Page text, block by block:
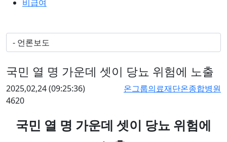
비급여
국민 열 명 가운데 셋이 당뇨 위험에 노출
온그룹의료재단온종합병원
2025,02,24(09:25:36)
4620
국민 열 명 가운데 셋이 당뇨 위험에